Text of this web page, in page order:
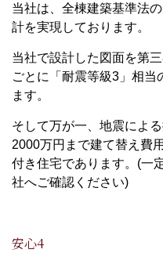
当社は、全棟建築基準法
計を実現しております。
当社で設計した図面を第
ごとに「耐震等級3」相当
ます。
そして万が一、地震によ
2000万円まで建て替え費
付き住宅であります。(一
社へご確認ください)
安心4